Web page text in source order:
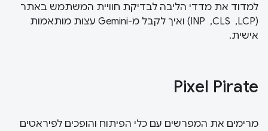
למדוד את מדדי הליבה לבדיקת חוויית המשתמש באתר
(LCP, ‏ CLS, ‏ INP) ואיך לקבל מ-Gemini עצות מותאמות
אישית.
Pixel Pirate
מרימים את המפרשים עם כלי הפיתוח והופכים לפיראטים